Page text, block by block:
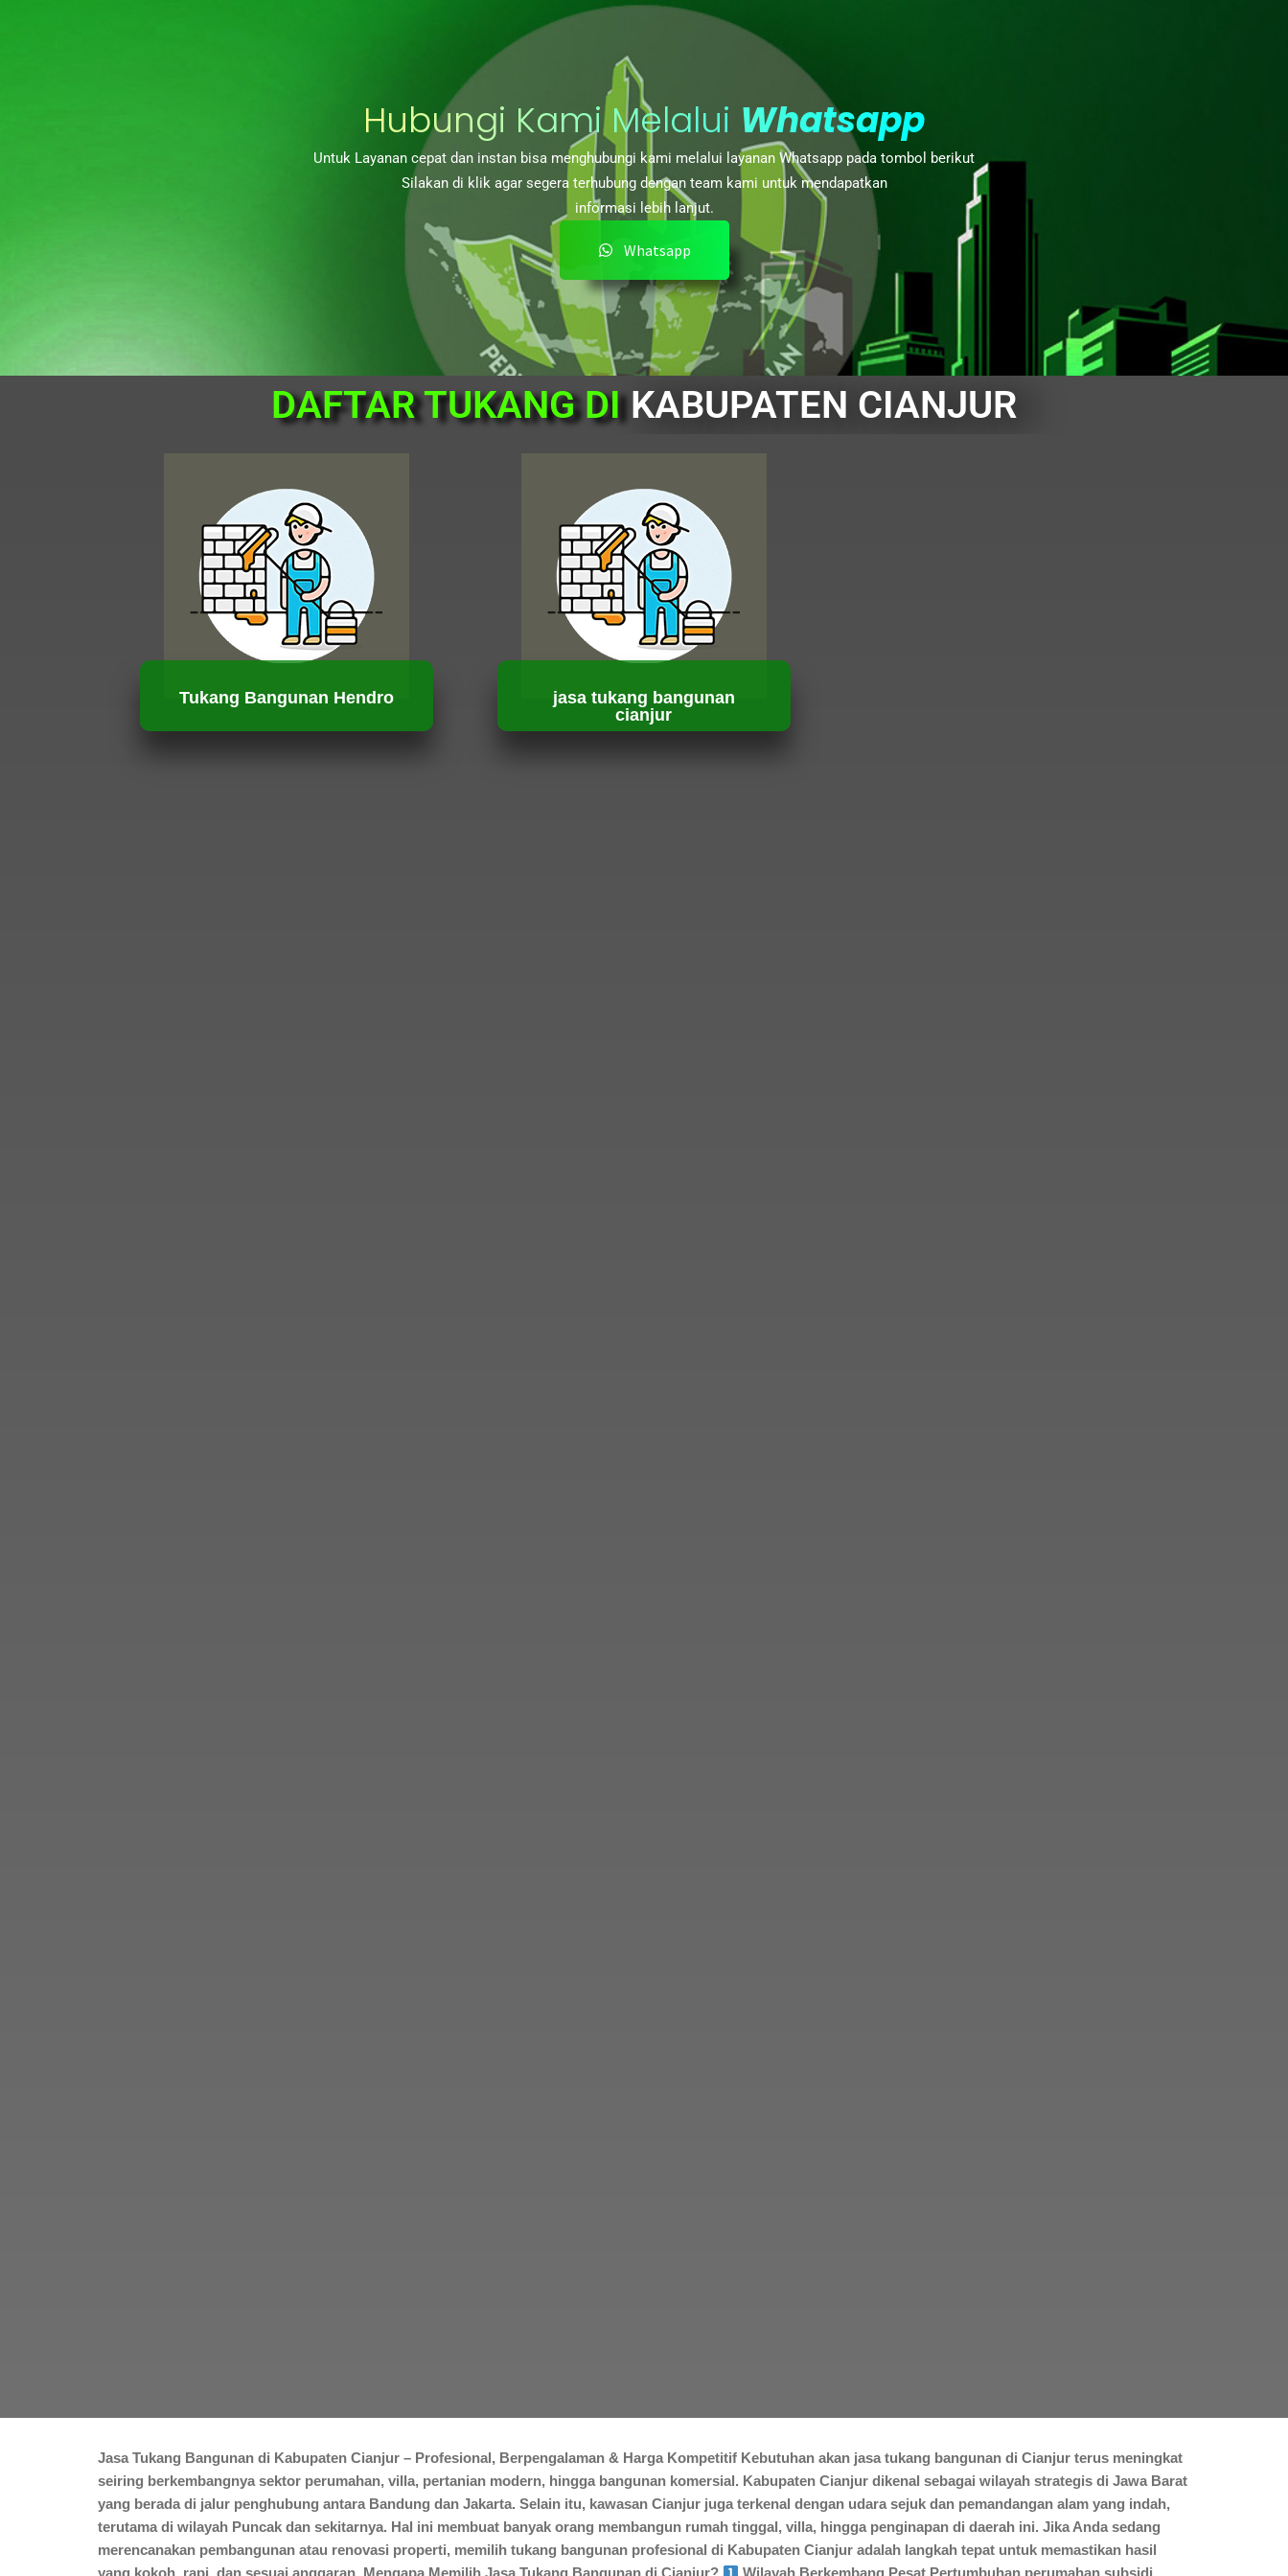
Hubungi Kami Melalui Whatsapp
Untuk Layanan cepat dan instan bisa menghubungi kami melalui layanan Whatsapp pada tombol berikut
Silakan di klik agar segera terhubung dengan team kami untuk mendapatkan
informasi lebih lanjut.
Whatsapp
DAFTAR TUKANG DIKABUPATEN CIANJUR
Tukang Bangunan Hendro
jasa tukang bangunan
cianjur
Jasa Tukang Bangunan di Kabupaten Cianjur – Profesional, Berpengalaman & Harga Kompetitif Kebutuhan akan jasa tukang bangunan di Cianjur terus meningkat
seiring berkembangnya sektor perumahan, villa, pertanian modern, hingga bangunan komersial. Kabupaten Cianjur dikenal sebagai wilayah strategis di Jawa Barat
yang berada di jalur penghubung antara Bandung dan Jakarta. Selain itu, kawasan Cianjur juga terkenal dengan udara sejuk dan pemandangan alam yang indah,
terutama di wilayah Puncak dan sekitarnya. Hal ini membuat banyak orang membangun rumah tinggal, villa, hingga penginapan di daerah ini. Jika Anda sedang
merencanakan pembangunan atau renovasi properti, memilih tukang bangunan profesional di Kabupaten Cianjur adalah langkah tepat untuk memastikan hasil
yang kokoh, rapi, dan sesuai anggaran. Mengapa Memilih Jasa Tukang Bangunan di Cianjur?
Wilayah Berkembang Pesat Pertumbuhan perumahan subsidi,